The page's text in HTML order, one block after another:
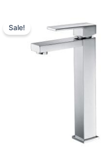
Sale!
original
era:
124,63 €.
precio
actual
es:
92,25 €.